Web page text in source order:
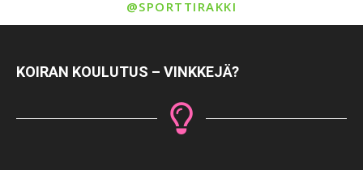
@SPORTTIRAKKI
KOIRAN KOULUTUS – VINKKEJÄ?